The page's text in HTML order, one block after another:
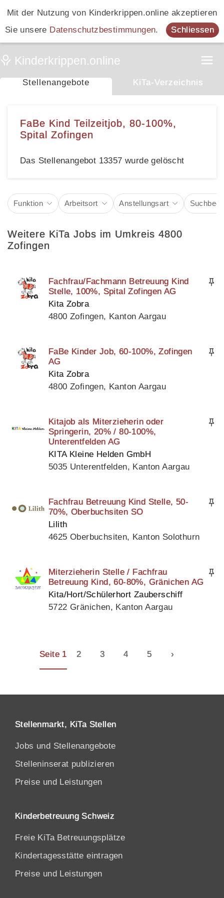
Mit der Nutzung von Kinderkrippen.online akzeptieren
Sie unsere Datenschutzbestimmungen. Schliessen
Stellenangebote KiTa-Verzeichnis
FaBe Kind Teilzeitjob, 80-100%,
Spital Zofingen
Das Stellenangebot 13357 wurde gelöscht
Funktion Arbeitsort Anstellungsart
Weitere KiTa Jobs im Umkreis 4800
Zofingen
Fachfrau/Fachmann Betreuung Kind
Stelle, 100%, Spital Zofingen AG
Kita Zobra
4800 Zofingen, Kanton Aargau
FaBe Kinder Job, 60-100%, Zofingen
AG
Kita Zobra
4800 Zofingen, Kanton Aargau
Kitajob als Miterzieherin oder
Springerin, 20% / 80-100%,
Unterentfelden AG
KITA Kleine Helden GmbH
5035 Unterentfelden, Kanton Aargau
Fachfrau Betreuung Kind Stelle, 50-
70%, Oberbuchsiten SO
Lilith
4625 Oberbuchsiten, Kanton Solothurn
Miterzieherin Stelle / Fachfrau
Betreuung Kind, 60-80%, Gränichen AG
Kita/Hort/Schülerhort Zauberschiff
5722 Gränichen, Kanton Aargau
Seite 1 2 3 4 5 ›
Stellenmarkt, KiTa Stellen
Jobs und Stellenangebote
Stelleninserat publizieren
Preise und Leistungen
Kinderbetreuung Schweiz
Freie KiTa Betreuungsplätze
Kindertagesstätte eintragen
Preise und Leistungen